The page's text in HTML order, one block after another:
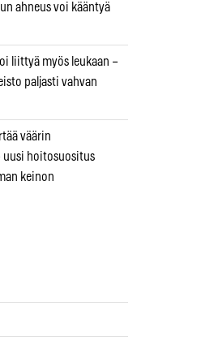
ahneus voi kääntyä
liittyä myös leukaan –
paljasti vahvan
väärin
uusi hoitosuositus
keinon